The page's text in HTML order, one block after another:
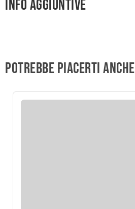
Info aggiuntive
Potrebbe piacerti anche